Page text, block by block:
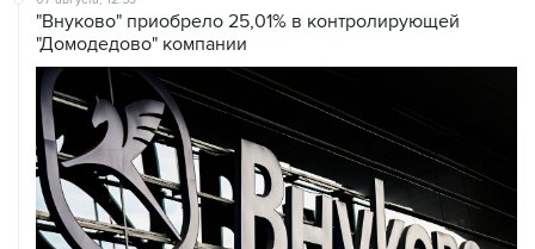
"Внуково" приобрело 25,01% в контролирующей
"Домодедово" компании